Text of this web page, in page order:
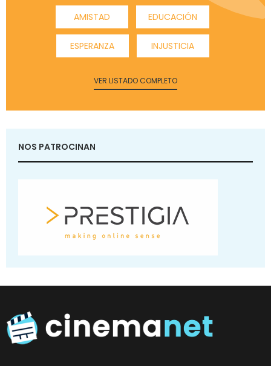
AMISTAD EDUCACIÓN
ESPERANZA INJUSTICIA
VER LISTADO COMPLETO
NOS PATROCINAN